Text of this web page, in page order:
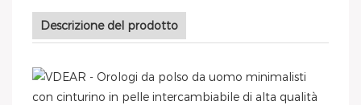
Descrizione del prodotto